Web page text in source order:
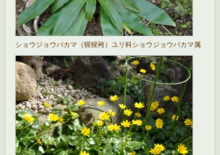
ショウジョウバカマ（猩猩袴）ユリ科ショウジョウバカマ属